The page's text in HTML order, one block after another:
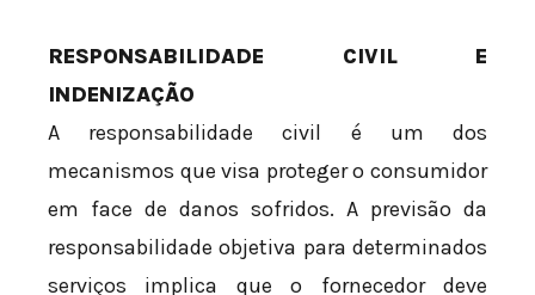
RESPONSABILIDADE CIVIL E
INDENIZAÇÃO
A responsabilidade civil é um dos
mecanismos que visa proteger o consumidor
em face de danos sofridos. A previsão da
responsabilidade objetiva para determinados
serviços implica que o fornecedor deve